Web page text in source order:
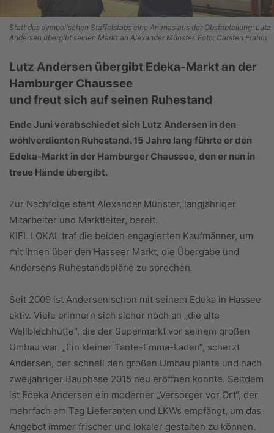
Statt des symbolischen Staffelstabs eine Ananas aus der Obstabteilung: Lutz
Andersen übergibt seinen Markt an Alexander Münster. Foto: Carsten Frahm
Lutz Andersen übergibt Edeka-Markt an der
Hamburger Chaussee
und freut sich auf seinen Ruhestand
Ende Juni verabschiedet sich Lutz Andersen in den
wohlverdienten Ruhestand. 15 Jahre lang führte er den
Edeka-Markt in der Hamburger Chaussee, den er nun in
treue Hände übergibt.
Zur Nachfolge steht Alexander Münster, langjähriger
Mitarbeiter und Marktleiter, bereit.
KIEL LOKAL traf die beiden engagierten Kaufmänner, um
mit ihnen über den Hasseer Markt, die Übergabe und
Andersens Ruhestandspläne zu sprechen.
Seit 2009 ist Andersen schon mit seinem Edeka in Hassee
aktiv. Viele erinnern sich sicher noch an „die alte
Wellblechhütte“, die der Supermarkt vor seinem großen
Umbau war. „Ein kleiner Tante-Emma-Laden“, scherzt
Andersen, der schnell den großen Umbau plante und nach
zweijähriger Bauphase 2015 neu eröffnen konnte. Seitdem
ist Edeka Andersen ein moderner „Versorger vor Ort“, der
mehrfach am Tag Lieferanten und LKWs empfängt, um das
Angebot immer frischer und lokaler gestalten zu können.